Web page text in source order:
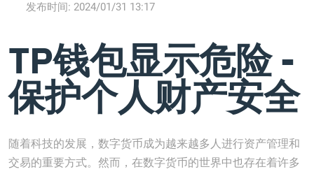
发布时间: 2024/01/31 13:17
TP钱包显示危险 -
保护个人财产安全
随着科技的发展，数字货币成为越来越多人进行资产管理和
交易的重要方式。然而，在数字货币的世界中也存在着许多